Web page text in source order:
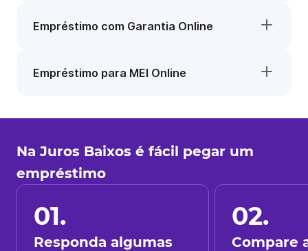
Empréstimo com Garantia Online
Empréstimo para MEI Online
Na Juros Baixos é fácil pegar um
empréstimo
01.
Responda algumas
02.
Compare